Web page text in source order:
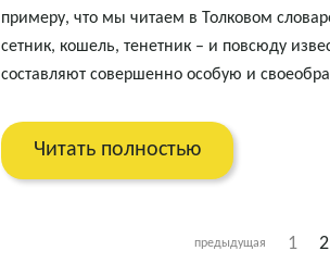
примеру, что мы читаем в Толковом
сетник, кошель, тенетник – и повсюду
составляют совершенно особую и
Читать полностью
предыдущая 1 2